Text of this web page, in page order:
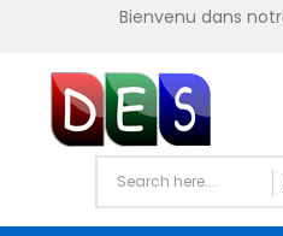
Bienvenu dans